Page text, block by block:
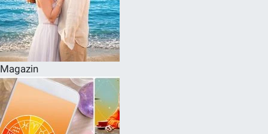
Magazin